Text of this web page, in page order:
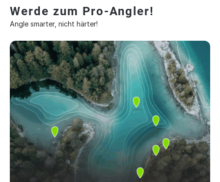
Werde zum Pro-Angler!
Angle smarter, nicht härter!